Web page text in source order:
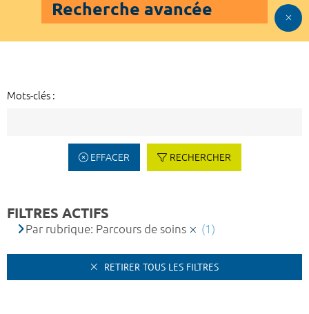
Recherche avancée
Mots-clés :
EFFACER RECHERCHER
FILTRES ACTIFS
Par rubrique: Parcours de soins (1)
RETIRER TOUS LES FILTRES